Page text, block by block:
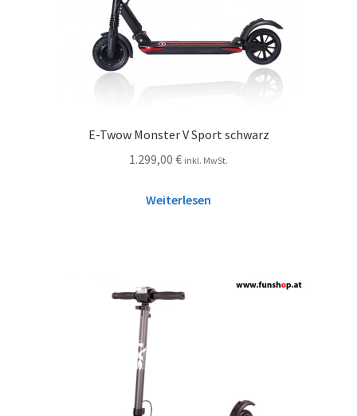
E-Twow Monster V Sport schwarz
1.299,00 € inkl. MwSt.
Weiterlesen